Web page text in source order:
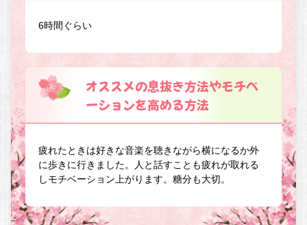
6時間ぐらい
オススメの息抜き方法やモチベ
ーションを高める方法
疲れたときは好きな音楽を聴きながら横になるか外
に歩きに行きました。人と話すことも疲れが取れる
しモチベーション上がります。糖分も大切。